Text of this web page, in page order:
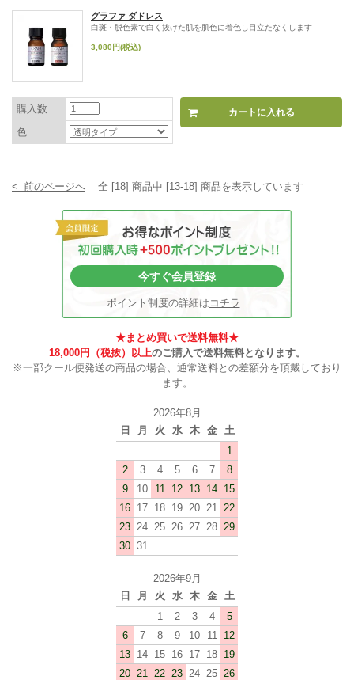
グラファ ダドレス
白斑・脱色素で白く抜けた肌を肌色に着色し目立たなくします
3,080円(税込)
購入数
色
< 前のページへ 全 [18] 商品中 [13-18] 商品を表示しています
今すぐ会員登録
ポイント制度の詳細は コチラ
★まとめ買いで送料無料★
18,000円（税抜）以上のご購入で送料無料となります。
※一部クール便発送の商品の場合、通常送料との差額分を頂戴しており
ます。
2026年8月
日
月 火 水 木 金
土
1
2
3 4 5 6 7
8
9
10 11 12 13 14 15
16 17 18 19 20 21
22
23 24 25 26 27 28 29
30 31
2026年9月
日
月 火 水 木 金
土
1
2 3 4
5
6
7 8 9 10 11
12
13 14 15 16 17 18 19
20 21 22 23 24 25 26